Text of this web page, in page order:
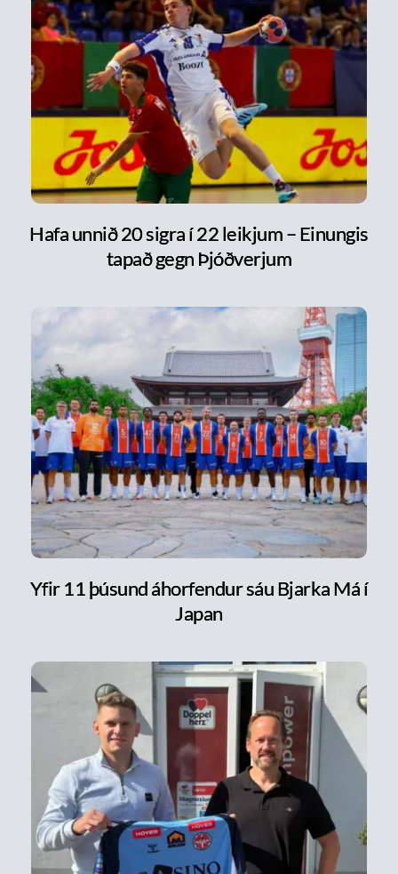
Hafa unnið 20 sigra í 22 leikjum – Einungis
tapað gegn Þjóðverjum
Yfir 11 þúsund áhorfendur sáu Bjarka Má í
Japan